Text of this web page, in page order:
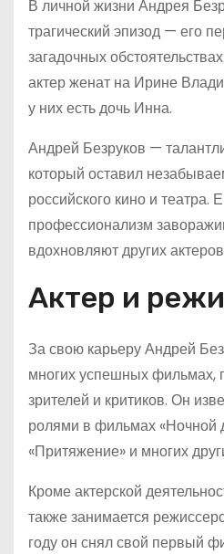
В личной жизни Андрея
трагический эпизод — его
загадочных
актер женат на Ирине
у них есть дочь Инна.
Андрей Безруков —
который оставил
российского кино и театра.
профессионализм
вдохновляют других
Актер и
За свою карьеру Андрей
многих успешных фильмах,
зрителей и критиков. Он
ролями в фильмах «Ночной
«Притяжение» и многих
Кроме актерской
также занимается
году он снял свой первый